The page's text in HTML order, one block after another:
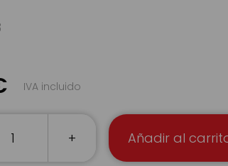
IVA incluido
+ Añadir al